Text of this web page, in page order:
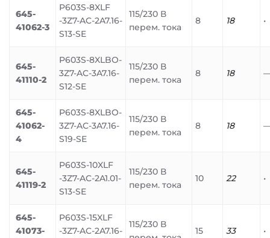
645-
41062-3
P603S-8XLF
-3Z7-AC-2A7.16-
S13-SE
115/230 В
перем. тока
8 18 •
645-
41110-2
P603S-8XLBO-
3Z7-AC-3A7.16-
S12-SE
115/230 В
перем. тока
8 18
645-
41062-
4
P603S-8XLBO-
3Z7-AC-3A7.16-
S19-SE
115/230 В
перем. тока
8 18
645-
41119-2
P603S-10XLF
-3Z7-AC-2A1.01-
S13-SE
115/230 В
перем. тока
10 22 •
645-
41073-
P603S-15XLF
-3Z7-AC-2A7.16-
115/230 В
15 33 •